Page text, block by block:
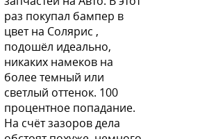
W13 - White Pearl
X42 - Amethyst Black
раз покупал бампер в
цвет на Солярис ,
подошёл идеально,
никаких намеков на
более темный или
светлый оттенок. 100
процентное попадание.
На счёт зазоров дела